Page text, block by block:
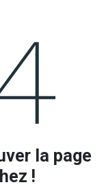
la page
!